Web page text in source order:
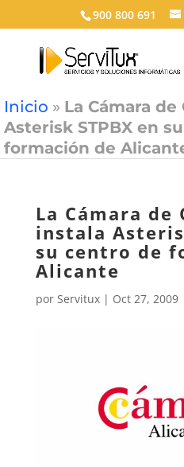
900 800 691
Inicio » La Cámara
Asterisk STPBX en
formación de
La Cámara de
instala
su centro de
Alicante
por Servitux| Oct 27, 2009